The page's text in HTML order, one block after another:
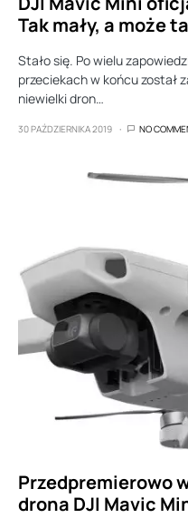
Tak mały, a może
Stało się. Po wielu
przeciekach w końcu został
niewielki dron…
30 PAŹDZIERNIKA 2019 NO
Przedpremierowo
drona DJI Mavic